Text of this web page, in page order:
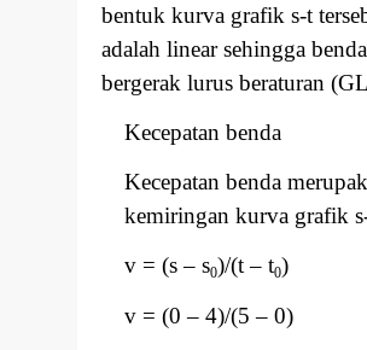
bentuk kurva grafik s-t
adalah linear sehingga benda
bergerak lurus beraturan
Kecepatan benda
Kecepatan benda
kemiringan kurva grafik
v = (s – s0)/(t – t0)
v = (0 – 4)/(5 – 0)